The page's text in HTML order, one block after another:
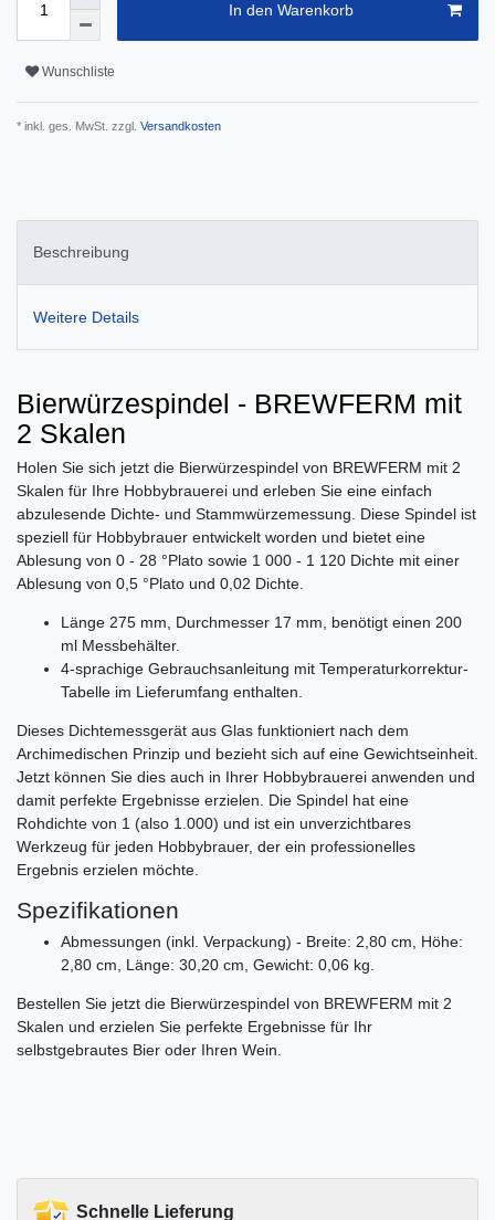
In den Warenkorb
Wunschliste
* inkl. ges. MwSt. zzgl. Versandkosten
Beschreibung
Weitere Details
Bierwürzespindel - BREWFERM mit
2 Skalen
Holen Sie sich jetzt die Bierwürzespindel von BREWFERM mit 2
Skalen für Ihre Hobbybrauerei und erleben Sie eine einfach
abzulesende Dichte- und Stammwürzemessung. Diese Spindel ist
speziell für Hobbybrauer entwickelt worden und bietet eine
Ablesung von 0 - 28 °Plato sowie 1 000 - 1 120 Dichte mit einer
Ablesung von 0,5 °Plato und 0,02 Dichte.
Länge 275 mm, Durchmesser 17 mm, benötigt einen 200
ml Messbehälter.
4-sprachige Gebrauchsanleitung mit Temperaturkorrektur-
Tabelle im Lieferumfang enthalten.
Dieses Dichtemessgerät aus Glas funktioniert nach dem
Archimedischen Prinzip und bezieht sich auf eine Gewichtseinheit.
Jetzt können Sie dies auch in Ihrer Hobbybrauerei anwenden und
damit perfekte Ergebnisse erzielen. Die Spindel hat eine
Rohdichte von 1 (also 1.000) und ist ein unverzichtbares
Werkzeug für jeden Hobbybrauer, der ein professionelles
Ergebnis erzielen möchte.
Spezifikationen
Abmessungen (inkl. Verpackung) - Breite: 2,80 cm, Höhe:
2,80 cm, Länge: 30,20 cm, Gewicht: 0,06 kg.
Bestellen Sie jetzt die Bierwürzespindel von BREWFERM mit 2
Skalen und erzielen Sie perfekte Ergebnisse für Ihr
selbstgebrautes Bier oder Ihren Wein.
Schnelle Lieferung